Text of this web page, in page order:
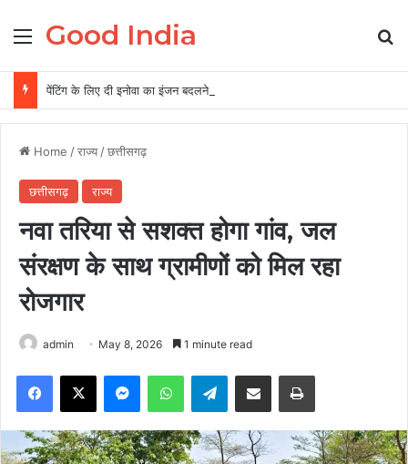
Menu
Good India
Home /राज्य /छत्तीसगढ़
छत्तीसगढ़ राज्य
नवा तरिया से सशक्त होगा गांव, जल
संरक्षण के साथ ग्रामीणों को मिल रहा
रोजगार
admin May 8, 2026 1 minute read
Facebook
X MessengerWhatsAppTelegramShare via Email Print